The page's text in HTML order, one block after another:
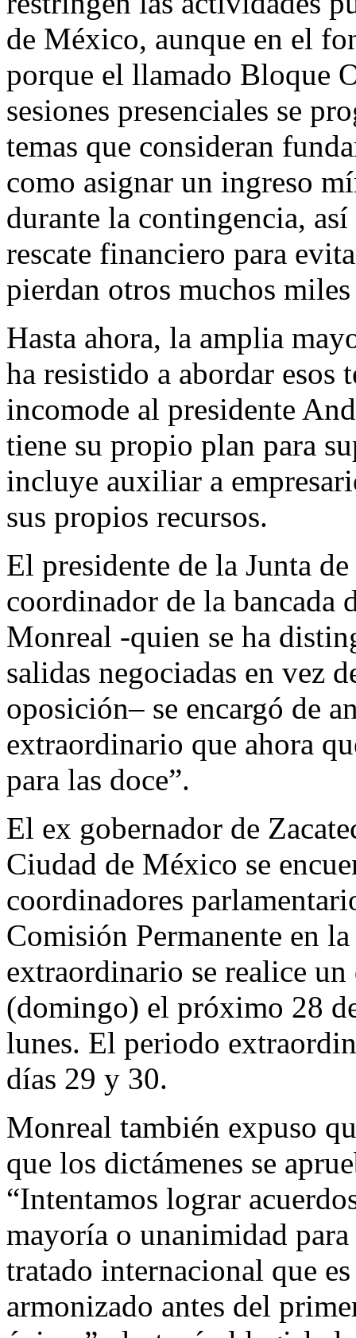
de México, aunque en el
porque el llamado Bloque
sesiones presenciales se
temas que consideran
como asignar un ingreso
durante la contingencia,
rescate financiero para
pierdan otros muchos
Hasta ahora, la amplia
ha resistido a abordar esos
incomode al presidente
tiene su propio plan para
incluye auxiliar a
sus propios recursos.
El presidente de la Junta
coordinador de la bancada
Monreal -quien se ha
salidas negociadas en vez
oposición– se encargó de
extraordinario que ahora
para las doce”.
El ex gobernador de
Ciudad de México se
coordinadores
Comisión Permanente en
extraordinario se realice
(domingo) el próximo 28
lunes. El periodo
días 29 y 30.
Monreal también expuso
que los dictámenes se
“Intentamos lograr
mayoría o unanimidad
tratado internacional que
armonizado antes del